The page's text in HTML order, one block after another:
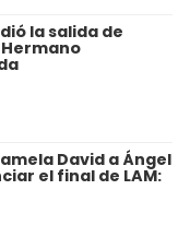
la salida de
David a Ángel
el final de LAM: